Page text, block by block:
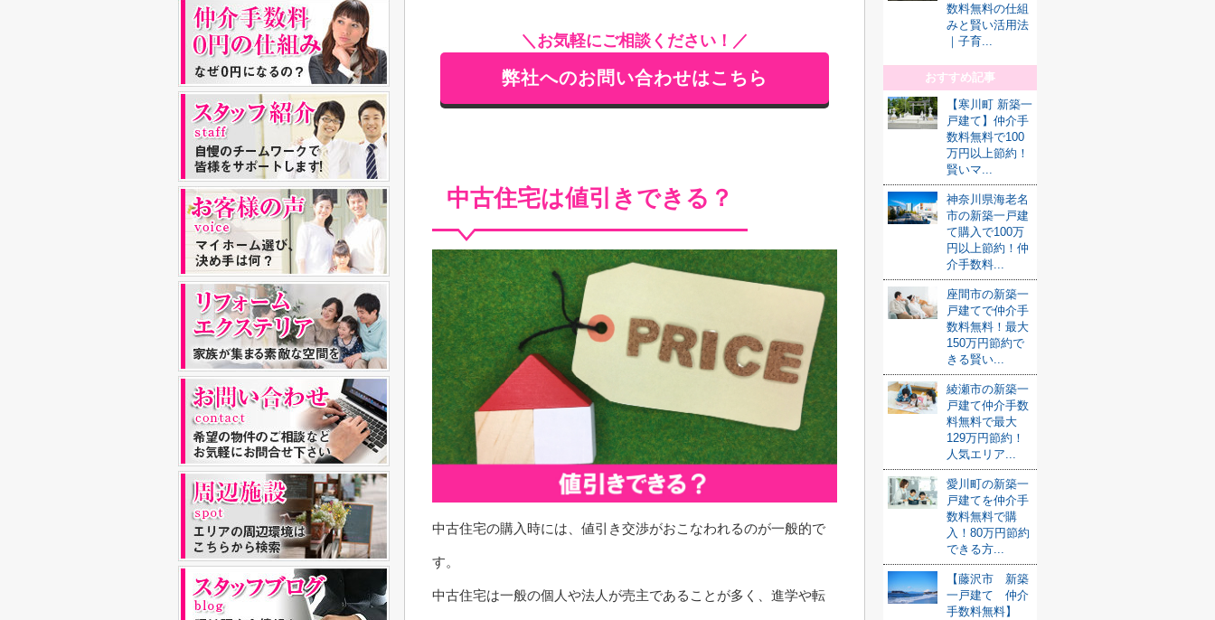
＼お気軽にご相談ください！／
弊社へのお問い合わせはこちら
中古住宅は値引きできる？
中古住宅の購入時には、値引き交渉がおこなわれるのが一般的で
す。
中古住宅は一般の個人や法人が売主であることが多く、進学や転
数料無料の仕組
みと賢い活用法
｜子育...
おすすめ記事
【寒川町 新築一
戸建て】仲介手
数料無料で100
万円以上節約！
賢いマ...
神奈川県海老名
市の新築一戸建
て購入で100万
円以上節約！仲
介手数料...
座間市の新築一
戸建てで仲介手
数料無料！最大
150万円節約で
きる賢い...
綾瀬市の新築一
戸建て仲介手数
料無料で最大
129万円節約！
人気エリア...
愛川町の新築一
戸建てを仲介手
数料無料で購
入！80万円節約
できる方...
【藤沢市 新築
一戸建て 仲介
手数料無料】